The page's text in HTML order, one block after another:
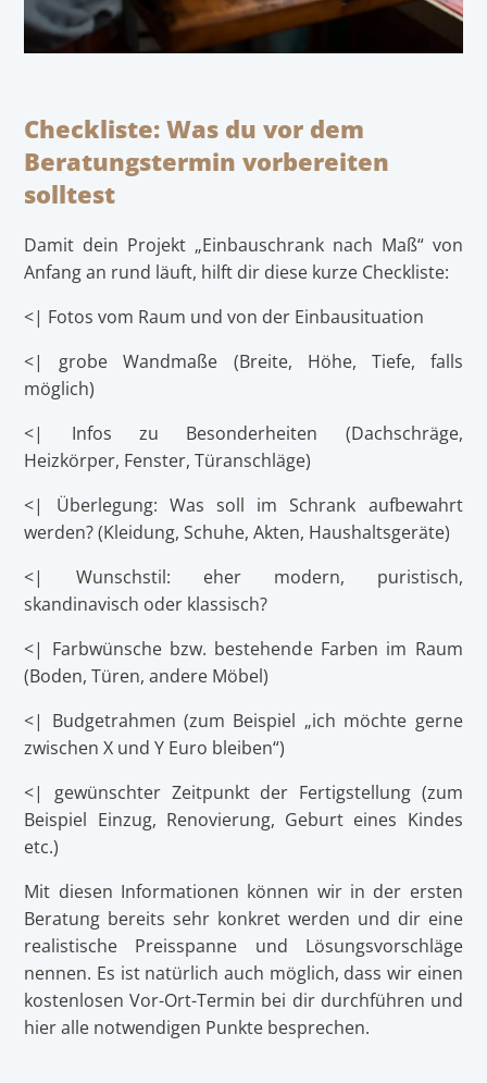
Checkliste: Was du vor dem
Beratungstermin vorbereiten
solltest
Damit dein Projekt „Einbauschrank nach Maß“ von
Anfang an rund läuft, hilft dir diese kurze Checkliste:
<| Fotos vom Raum und von der Einbausituation
<| grobe Wandmaße (Breite, Höhe, Tiefe, falls
möglich)
<| Infos zu Besonderheiten (Dachschräge,
Heizkörper, Fenster, Türanschläge)
<| Überlegung: Was soll im Schrank aufbewahrt
werden? (Kleidung, Schuhe, Akten, Haushaltsgeräte)
<| Wunschstil: eher modern, puristisch,
skandinavisch oder klassisch?
<| Farbwünsche bzw. bestehende Farben im Raum
(Boden, Türen, andere Möbel)
<| Budgetrahmen (zum Beispiel „ich möchte gerne
zwischen X und Y Euro bleiben“)
<| gewünschter Zeitpunkt der Fertigstellung (zum
Beispiel Einzug, Renovierung, Geburt eines Kindes
etc.)
Mit diesen Informationen können wir in der ersten
Beratung bereits sehr konkret werden und dir eine
realistische Preisspanne und Lösungsvorschläge
nennen. Es ist natürlich auch möglich, dass wir einen
kostenlosen Vor-Ort-Termin bei dir durchführen und
hier alle notwendigen Punkte besprechen.